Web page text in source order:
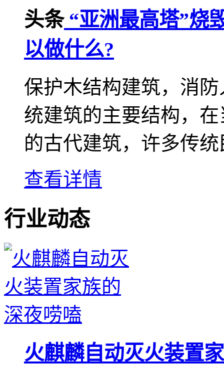
头条“亚洲最高塔”烧
以做什么?
保护木结构建筑，消
统建筑的主要结构，
的古代建筑，许多传
查看详情
行业动态
火麒麟自动灭火装置